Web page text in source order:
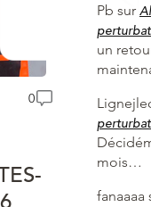
0
Pb sur
un
mois…
fanaaaa